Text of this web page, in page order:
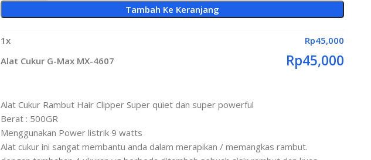
Tambah Ke Keranjang
1x Rp45,000
Alat Cukur G-Max MX-4607
Rp45,000
Alat Cukur Rambut Hair Clipper Super quiet dan super powerful
Berat : 500GR
Menggunakan Power listrik 9 watts
Alat cukur ini sangat membantu anda dalam merapikan / memangkas rambut.